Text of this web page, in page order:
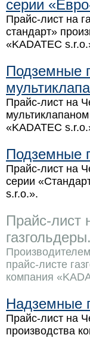
серии
Прайс-лист на
стандарт»
«KADATEC
Подземные
Прайс-лист на
«KADATEC
Подземные
Прайс-лист на
серии
s.r.o.».
Прайс-лист
газгольдеры.
прайс-листе
компания
Надземные
Прайс-лист на
производства